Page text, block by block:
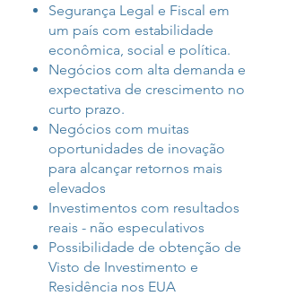
Segurança Legal e Fiscal em
um país com estabilidade
econômica, social e política.
Negócios com alta demanda e
expectativa de crescimento no
curto prazo.
Negócios com muitas
oportunidades de inovação
para alcançar retornos mais
elevados
Investimentos com resultados
reais - não especulativos
Possibilidade de obtenção de
Visto de Investimento e
Residência nos EUA